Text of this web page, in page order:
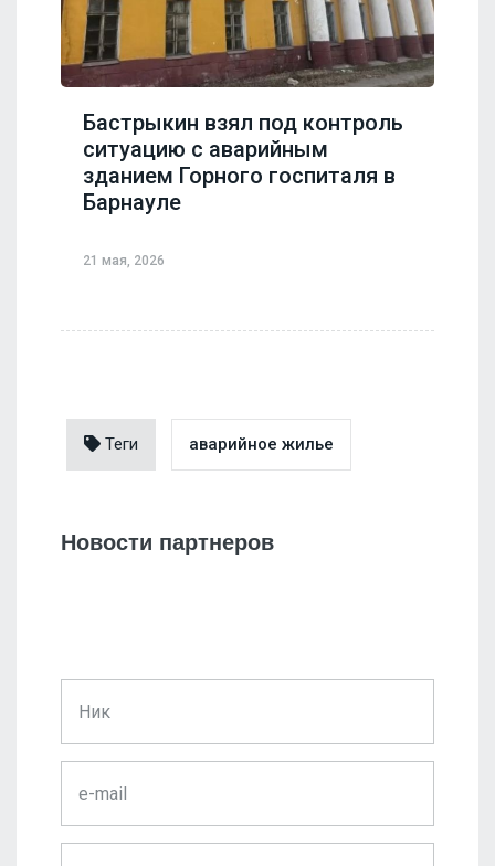
Бастрыкин взял под контроль
ситуацию с аварийным
зданием Горного госпиталя в
Барнауле
21 мая, 2026
Теги аварийное жилье
Новости партнеров